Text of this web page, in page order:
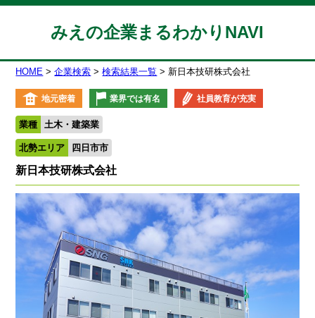
みえの企業まるわかりNAVI
HOME 企業検索 検索結果一覧 新日本技研株式会社
地元密着 業界では有名 社員教育が充実
業種 土木・建築業
北勢エリア 四日市市
新日本技研株式会社